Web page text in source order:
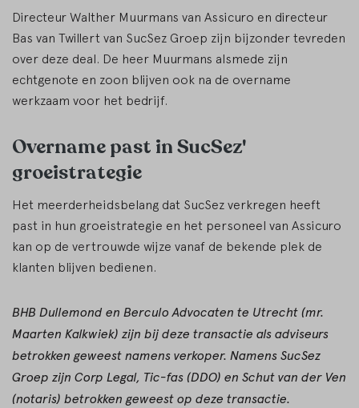
Directeur Walther Muurmans van Assicuro en directeur
Bas van Twillert van SucSez Groep zijn bijzonder tevreden
over deze deal. De heer Muurmans alsmede zijn
echtgenote en zoon blijven ook na de overname
werkzaam voor het bedrijf.
Overname past in SucSez'
groeistrategie
Het meerderheidsbelang dat SucSez verkregen heeft
past in hun groeistrategie en het personeel van Assicuro
kan op de vertrouwde wijze vanaf de bekende plek de
klanten blijven bedienen.
BHB Dullemond en Berculo Advocaten te Utrecht (mr.
Maarten Kalkwiek) zijn bij deze transactie als adviseurs
betrokken geweest namens verkoper. Namens SucSez
Groep zijn Corp Legal, Tic-fas (DDO) en Schut van der Ven
(notaris) betrokken geweest op deze transactie.